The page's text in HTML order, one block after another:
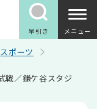
早引き メニュー
スポーツ
戦／鎌ケ谷スタジ